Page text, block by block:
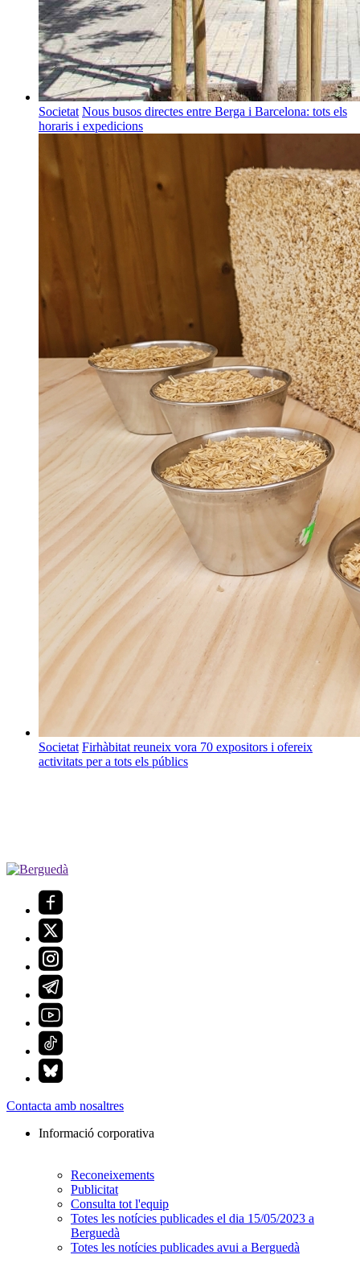
Societat Nous busos directes entre Berga i Barcelona: tots els
horaris i expedicions
Societat Firhàbitat reuneix vora 70 expositors i ofereix
activitats per a tots els públics
Contacta amb nosaltres
Informació corporativa
Reconeixements
Publicitat
Consulta tot l'equip
Totes les notícies publicades el dia 15/05/2023 a
Berguedà
Totes les notícies publicades avui a Berguedà